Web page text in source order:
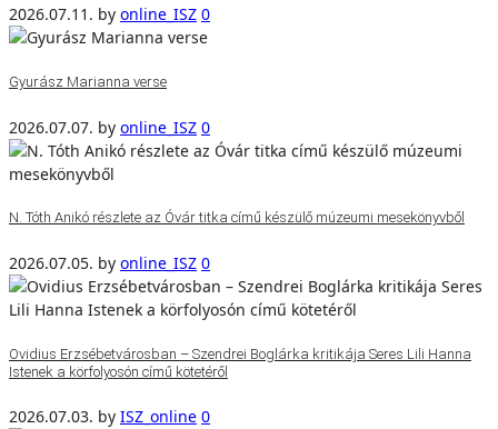
2026.07.11. by online_ISZ 0
Gyurász Marianna verse
2026.07.07. by online_ISZ 0
N. Tóth Anikó részlete az Óvár titka című készülő múzeumi mesekönyvből
2026.07.05. by online_ISZ 0
Ovidius Erzsébetvárosban – Szendrei Boglárka kritikája Seres Lili Hanna
Istenek a körfolyosón című kötetéről
2026.07.03. by ISZ_online 0